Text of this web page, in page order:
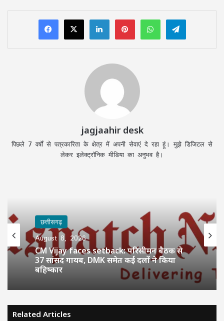
LinkedInPinterestWhatsAppTelegram
jagjaahir desk
पिछले 7 वर्षों से पत्रकारिता के क्षेत्र में अपनी सेवाएं दे रहा हूं। मुझे डिजिटल से
लेकर इलेक्ट्रॉनिक मीडिया का अनुभव है।
छत्तीसगढ़
August 8, 2026
CM Vijay faces setback: परिसीमन बैठक से
37 सांसद गायब, DMK समेत कई दलों ने किया
बहिष्कार
Related Articles